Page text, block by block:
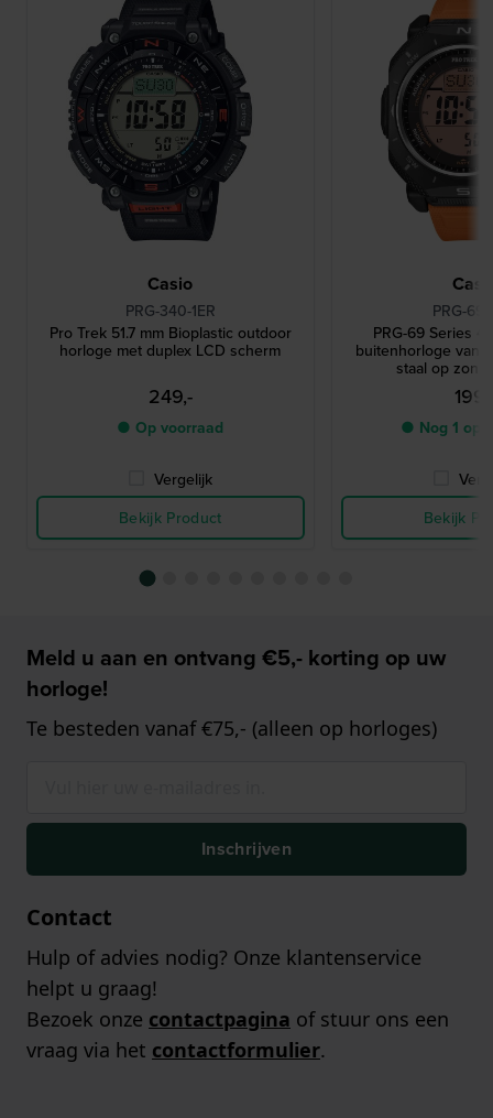
Casio
PRG-340-1ER
Pro Trek 51.7 mm Bioplastic outdoor
horloge met duplex LCD scherm
249,-
● Op voorraad
Vergelijk
Bekijk Product
PRG-
PRG-69 Series
buitenhorloge van
staal op
● Nog 1 op
Bekijk
Meld u aan en ontvang €5,- korting op uw
horloge!
Te besteden vanaf €75,- (alleen op horloges)
Inschrijven
Contact
Hulp of advies nodig? Onze klantenservice
helpt u graag!
Bezoek onze contactpagina of stuur ons een
vraag via het contactformulier.